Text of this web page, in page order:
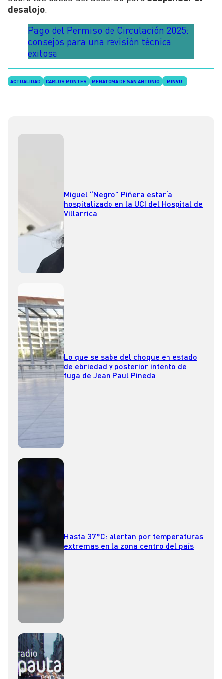
desalojo
Pago del Permiso de Circulación 2025:
consejos para una revisión técnica
exitosa
ACTUALIDAD CARLOS MONTES MEGATOMA DE SAN ANTONIO MINVU
Miguel “Negro” Piñera estaría
hospitalizado en la UCI del Hospital de
Villarrica
Lo que se sabe del choque en estado
de ebriedad y posterior intento de
fuga de Jean Paul Pineda
Hasta 37°C: alertan por temperaturas
extremas en la zona centro del país